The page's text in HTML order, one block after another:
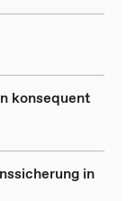
konsequent
in